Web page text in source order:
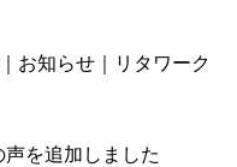
お知らせ｜リタワーク